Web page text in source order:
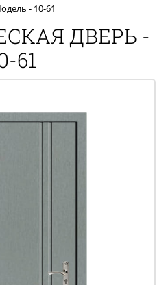
- 10-61
ДВЕРЬ -
61